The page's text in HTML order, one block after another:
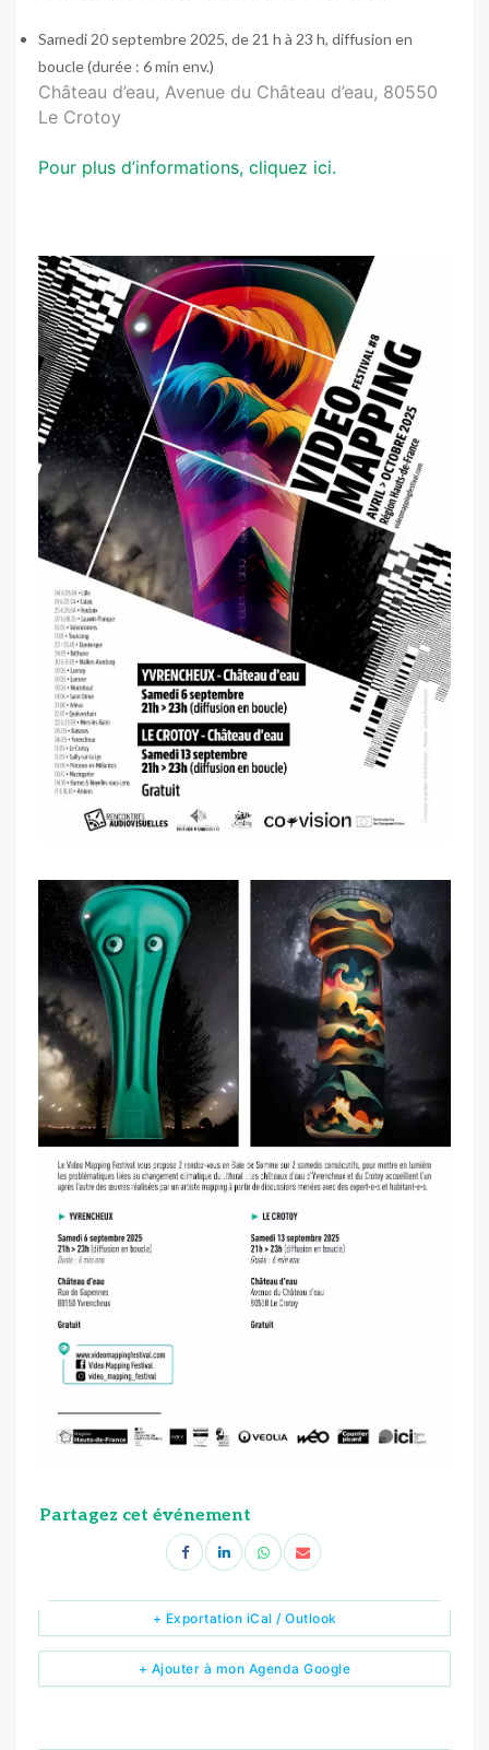
Samedi 20 septembre 2025, de 21 h à 23 h, diffusion en
boucle (durée : 6 min env.)
Château d’eau, Avenue du Château d’eau, 80550
Le Crotoy
Pour plus d’informations, cliquez ici.
Partagez cet événement
+ Ajouter à mon Agenda Google
+ Exportation iCal / Outlook